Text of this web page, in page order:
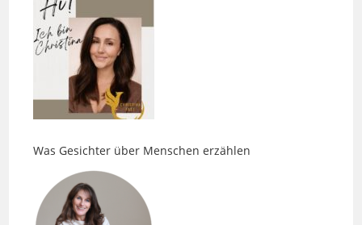
Was Gesichter über Menschen erzählen